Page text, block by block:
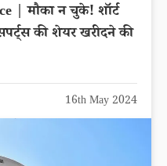
| मौका न चुके! शॉर्ट
की शेयर खरीदने की
16th May 2024